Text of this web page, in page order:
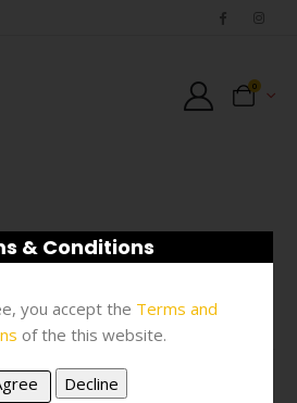
0
shortcodes.
& Conditions
you accept the Terms and
of the this website.